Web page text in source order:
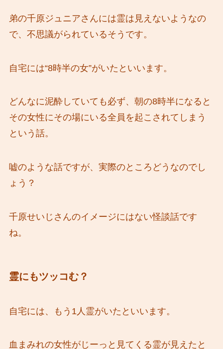
弟の千原ジュニアさんには霊は見えないようなの
で、不思議がられているそうです。
自宅には“8時半の女”がいたといいます。
どんなに泥酔していても必ず、朝の8時半になると
その女性にその場にいる全員を起こされてしまう
という話。
嘘のような話ですが、実際のところどうなのでし
ょう？
千原せいじさんのイメージにはない怪談話です
ね。
霊にもツッコむ？
自宅には、もう1人霊がいたといいます。
血まみれの女性がじーっと見てくる霊が見えたと